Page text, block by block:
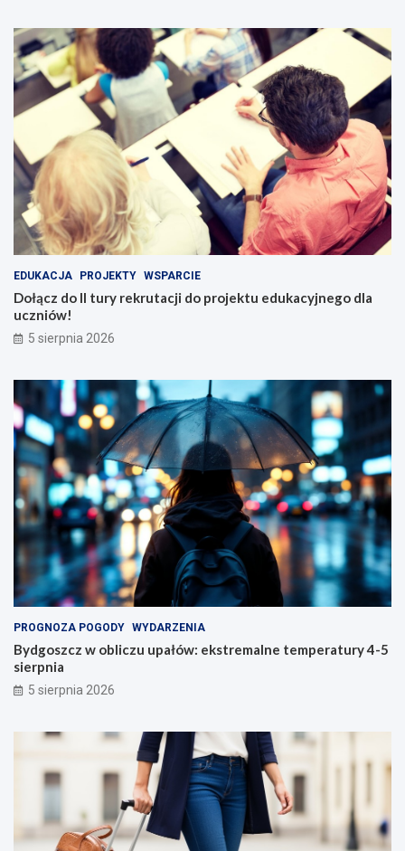
EDUKACJA PROJEKTY WSPARCIE
Dołącz do II tury rekrutacji do projektu edukacyjnego dla
uczniów!
5 sierpnia 2026
PROGNOZA POGODY WYDARZENIA
Bydgoszcz w obliczu upałów: ekstremalne temperatury 4-5
sierpnia
5 sierpnia 2026